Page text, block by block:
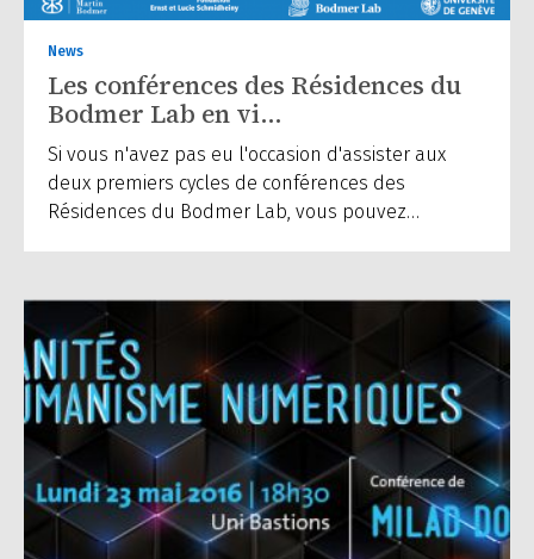
News
Les conférences des Résidences du
Bodmer Lab en vi…
Si vous n'avez pas eu l'occasion d'assister aux
deux premiers cycles de conférences des
Résidences du Bodmer Lab, vous pouvez…